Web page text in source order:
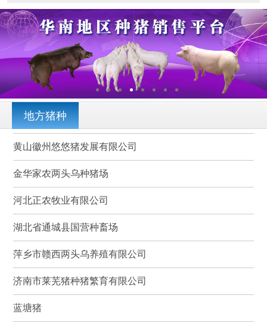
地方猪种
黄山徽州悠悠猪发展有限公司
金华家农两头乌种猪场
河北正农牧业有限公司
湖北省通城县国营种畜场
萍乡市赣西两头乌养殖有限公司
济南市莱芜猪种猪繁育有限公司
蓝塘猪